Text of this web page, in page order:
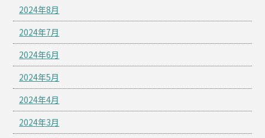
2024年8月
2024年7月
2024年6月
2024年5月
2024年4月
2024年3月